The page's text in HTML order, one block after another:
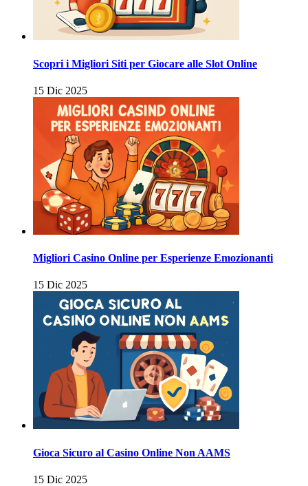
Scopri i Migliori Siti per Giocare alle Slot Online
15 Dic 2025
Migliori Casino Online per Esperienze Emozionanti
15 Dic 2025
Gioca Sicuro al Casino Online Non AAMS
15 Dic 2025